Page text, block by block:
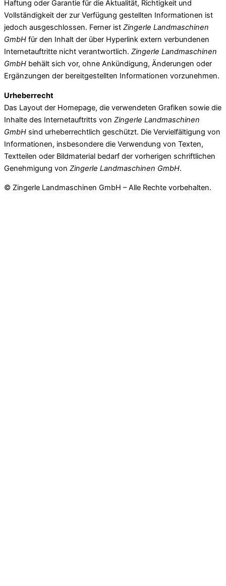
Haftung oder Garantie für die Aktualität, Richtigkeit und
Vollständigkeit der zur Verfügung gestellten Informationen ist
jedoch ausgeschlossen. Ferner ist Zingerle Landmaschinen
GmbH für den Inhalt der über Hyperlink extern verbundenen
Internetauftritte nicht verantwortlich. Zingerle Landmaschinen
GmbH behält sich vor, ohne Ankündigung, Änderungen oder
Ergänzungen der bereitgestellten Informationen vorzunehmen.
Urheberrecht
Das Layout der Homepage, die verwendeten Grafiken sowie die
Inhalte des Internetauftritts von Zingerle Landmaschinen
GmbH sind urheberrechtlich geschützt. Die Vervielfältigung von
Informationen, insbesondere die Verwendung von Texten,
Textteilen oder Bildmaterial bedarf der vorherigen schriftlichen
Genehmigung von Zingerle Landmaschinen GmbH.
© Zingerle Landmaschinen GmbH – Alle Rechte vorbehalten.